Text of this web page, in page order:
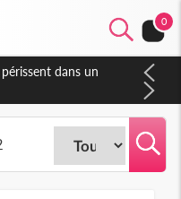
0
dans un